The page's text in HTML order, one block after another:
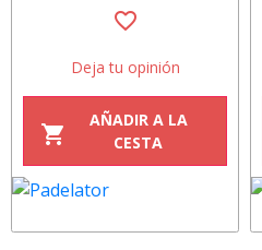
favorite_border
Deja tu opinión
shopping_cart
AÑADIR A LA
CESTA